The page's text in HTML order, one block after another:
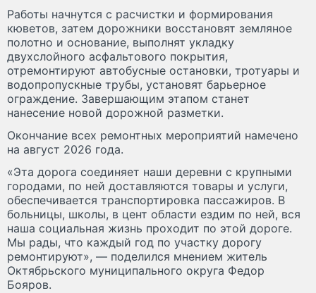
Работы начнутся с расчистки и формирования
кюветов, затем дорожники восстановят земляное
полотно и основание, выполнят укладку
двухслойного асфальтового покрытия,
отремонтируют автобусные остановки, тротуары и
водопропускные трубы, установят барьерное
ограждение. Завершающим этапом станет
нанесение новой дорожной разметки.
Окончание всех ремонтных мероприятий намечено
на август 2026 года.
«Эта дорога соединяет наши деревни с крупными
городами, по ней доставляются товары и услуги,
обеспечивается транспортировка пассажиров. В
больницы, школы, в цент области ездим по ней, вся
наша социальная жизнь проходит по этой дороге.
Мы рады, что каждый год по участку дорогу
ремонтируют», — поделился мнением житель
Октябрьского муниципального округа Федор
Бояров.